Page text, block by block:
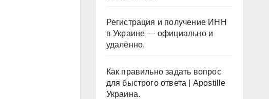
Регистрация и получение ИНН
в Украине — официально и
удалённо.
Как правильно задать вопрос
для быстрого ответа | Apostille
Украина.